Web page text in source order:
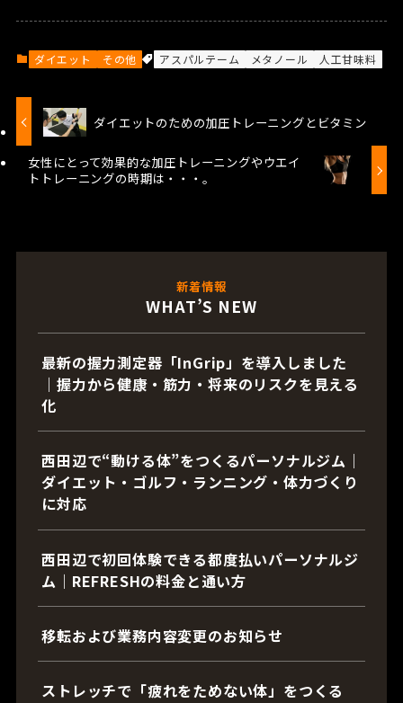
ダイエット その他 アスパルテーム メタノール 人工甘味料
ダイエットのための加圧トレーニングとビタミン
女性にとって効果的な加圧トレーニングやウエイ
トトレーニングの時期は・・・。
新着情報
WHAT’S NEW
最新の握力測定器「InGrip」を導入しました
｜握力から健康・筋力・将来のリスクを見える
化
西田辺で“動ける体”をつくるパーソナルジム｜
ダイエット・ゴルフ・ランニング・体力づくり
に対応
西田辺で初回体験できる都度払いパーソナルジ
ム｜REFRESHの料金と通い方
移転および業務内容変更のお知らせ
ストレッチで「疲れをためない体」をつくる